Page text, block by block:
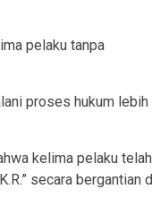
pelaku tanpa
proses hukum lebih
kelima pelaku telah
secara bergantian